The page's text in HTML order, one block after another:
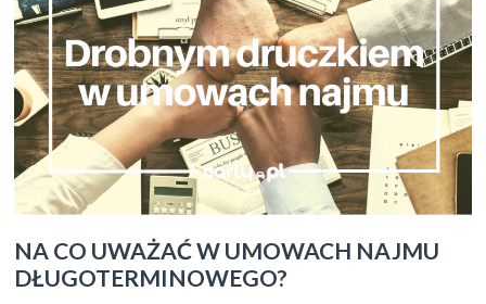
NA CO UWAŻAĆ W UMOWACH NAJMU
DŁUGOTERMINOWEGO?